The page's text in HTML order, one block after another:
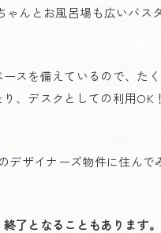
んとお風呂場も広いバス
スを備えているので、た
、デスクとしての利用OK！
デザイナーズ物件に住んで
了となることもあります